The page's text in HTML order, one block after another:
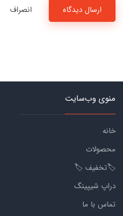
ارسال دیدگاه انصراف
منوی وب‌سایت
خانه
محصولات
🏷️تخفیف 🏷️
دراپ شیپینگ
تماس با ما